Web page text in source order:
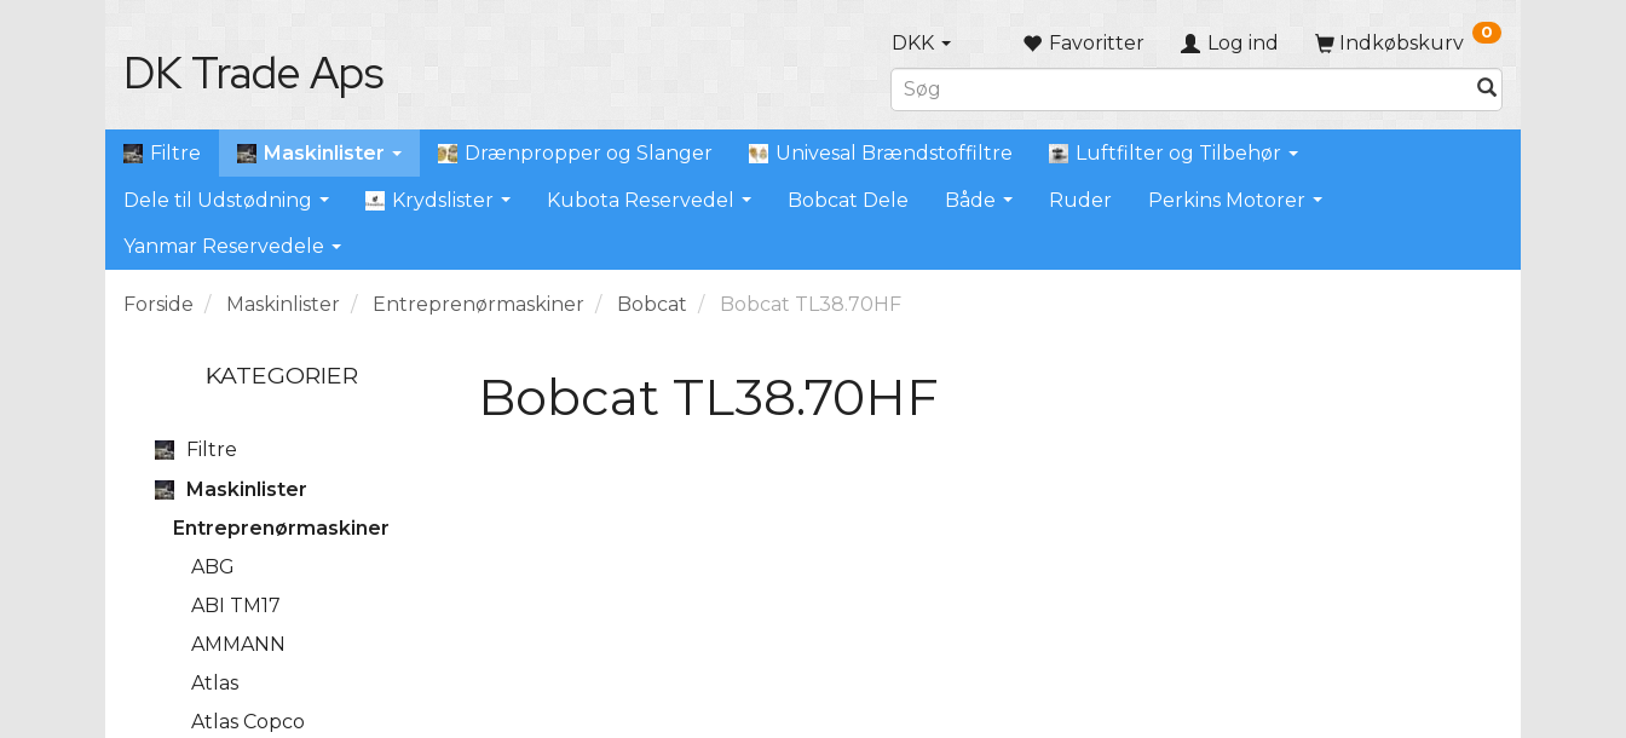
DK Trade Aps
Indkøbskurv 0
DKK Favoritter Log ind
Filtre Maskinlister Drænpropper og Slanger Univesal Brændstoffiltre Luftfilter og Tilbehør
Dele til Udstødning Krydslister Kubota Reservedel Bobcat Dele Både Ruder Perkins Motorer
Yanmar Reservedele
Forside Maskinlister Entreprenørmaskiner Bobcat Bobcat TL38.70HF
KATEGORIER
Filtre
Maskinlister
Entreprenørmaskiner
ABG
ABI TM17
AMMANN
Atlas
Atlas Copco
Bobcat TL38.70HF